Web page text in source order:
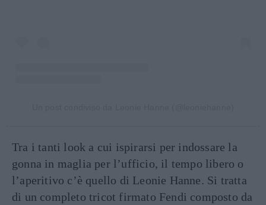
Tra i tanti look a cui ispirarsi per indossare la
gonna in maglia per l’ufficio, il tempo libero o
l’aperitivo c’è quello di Leonie Hanne. Si tratta
di un completo tricot firmato Fendi composto da